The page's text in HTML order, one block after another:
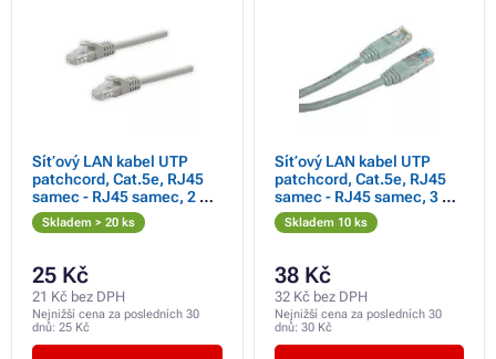
Síťový LAN kabel UTP
patchcord, Cat.5e, RJ45
samec - RJ45 samec, 2 m,
nestíněný, šedý, čistá
měď, economy,
Skladem > 20 ks
25 Kč
21 Kč bez DPH
Nejnižší cena za posledních 30
dnů: 25 Kč
Síťový LAN kabel UTP
patchcord, Cat.5e, RJ45
samec - RJ45 samec, 3 m,
nestíněný, šedý, economy
Skladem 10 ks
38 Kč
32 Kč bez DPH
Nejnižší cena za posledních 30
dnů: 30 Kč